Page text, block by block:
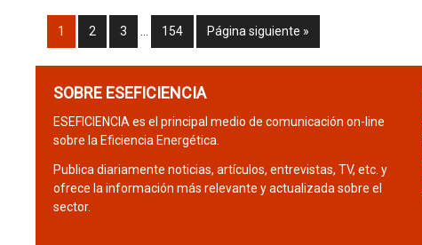
1 2 3 154 Página siguiente »
SOBRE ESEFICIENCIA
ESEFICIENCIA es el principal medio de comunicación on-line
sobre la Eficiencia Energética.
Publica diariamente noticias, artículos, entrevistas, TV, etc. y
ofrece la información más relevante y actualizada sobre el
sector.